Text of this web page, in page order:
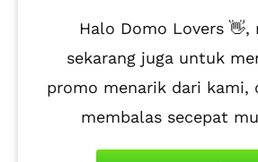
Halo Domo Lovers 👋,
sekarang juga untuk
promo menarik dari kami,
membalas secepat